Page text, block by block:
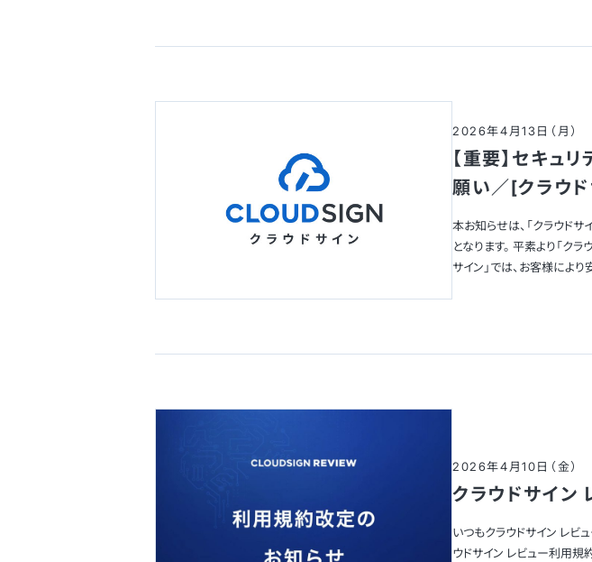
2026年4月13日（月）
【重要】セキュ
願い／[クラウド
本お知らせは、「クラウド
となります。 平素より「ク
サイン」では、お客様によ
2026年4月10日（金）
クラウドサイン
いつもクラウドサイン レビ
ウドサイン レビュー利用規